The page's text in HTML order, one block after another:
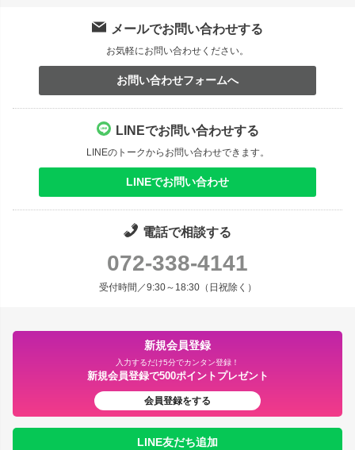
メールでお問い合わせする
お気軽にお問い合わせください。
お問い合わせフォームへ
LINEでお問い合わせする
LINEのトークからお問い合わせできます。
LINEでお問い合わせ
電話で相談する
072-338-4141
受付時間／9:30～18:30（日祝除く）
新規会員登録
入力するだけ5分でカンタン登録！
新規会員登録で500ポイントプレゼント
会員登録をする
LINE友だち追加